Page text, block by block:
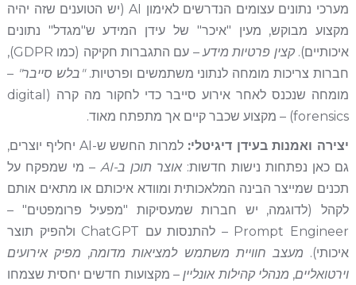
מערכי נתונים עצומים הנדרשים לאימון AI (יש הטוענים שזה יהיה
מקצוע מבוקש, מעין "איכר" של עידן המידע ש"מגדל" נתונים
איכותיים).קצין פרטיות מידע
– עם התגברות חקיקה (כמו GDPR),
חברות צריכות מומחה לנתוני משתמשים ופרטיות."בלש סייבר" –
מומחה שנכנס לאחר אירוע סייבר כדי לחקור מה קרה (digital
forensics) – מקצוע שכבר קיים אך מתפתח מאוד.
יצירה ואמנות בעידן דיגיטלי:
למרות החשש ש-AI יחליף יוצרים,
גם כאן נפתחות נישות חדשות:אוצר תוכן ב-AI
– מי שמפקח על
תכנים שמייצר הבינה המלאכותית ומוודא איכותם או מתאים אותם
לקהל (לדוגמה, יש חברות שמעסיקות "מפעיל פרומפטים" –
Prompt Engineer – להתנסות עם ChatGPT ולהפיק תוצר
איכותי). מעצב חוויית משתמש למציאות מדומה, מפיק אירועים
וירטואליים, מנהלי קהילות אונליין– מקצועות חדשים יחסית שצמחו